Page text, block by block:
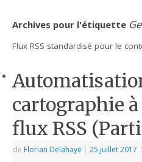
Archives pour l'étiquette
Flux RSS standardisé pour le
cartographie
flux RSS
de Florian Delahaye | 25 juillet 2017 |